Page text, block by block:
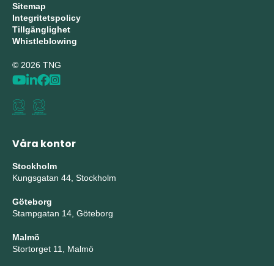
Sitemap
Integritetspolicy
Tillgänglighet
Whistleblowing
© 2026 TNG
Våra kontor
Stockholm
Kungsgatan 44, Stockholm
Göteborg
Stampgatan 14, Göteborg
Malmö
Stortorget 11, Malmö